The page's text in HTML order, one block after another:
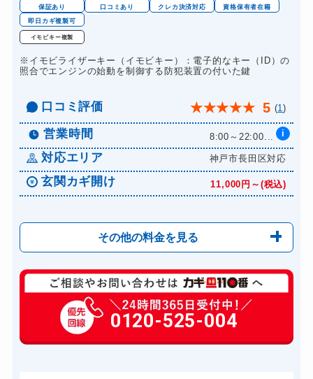
保証あり 口コミあり クレカ決済対応
資格保有者在籍
即日カギ複製可
イモビキー複製
※イモビライザーキー（イモビキー）：電子的なキー（ID）の
照合でエンジンの始動を制御する防犯装置の付いた鍵
口コミ評価 ★★★★★ 5 (1)
営業時間 8:00～22:00... i
対応エリア 神戸市長田区対応
玄関カギ開け 11,000円～(税込)
その他の料金を見る
玄関カギ修理 6,600円～(税込)
玄関カギ作成 14,300円～(税込)
玄関カギ交換 14,300円～(税込)
0120-525-004